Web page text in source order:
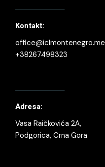
Kontakt:
office@iclmontenegro.me
+38267498323
Adresa:
Vasa Raičkovića 2A,
Podgorica, Crna Gora